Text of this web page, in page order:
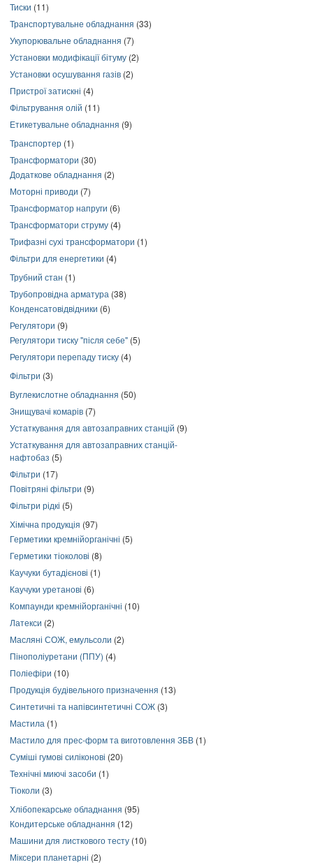
Тиски (11)
Транспортувальне обладнання (33)
Укупорювальне обладнання (7)
Установки модифікації бітуму (2)
Установки осушування газів (2)
Пристрої затискні (4)
Фільтрування олій (11)
Етикетувальне обладнання (9)
Транспортер (1)
Трансформатори (30)
Додаткове обладнання (2)
Моторні приводи (7)
Трансформатор напруги (6)
Трансформатори струму (4)
Трифазні сухі трансформатори (1)
Фільтри для енергетики (4)
Трубний стан (1)
Трубопровідна арматура (38)
Конденсатовідвідники (6)
Регулятори (9)
Регулятори тиску "після себе" (5)
Регулятори перепаду тиску (4)
Фільтри (3)
Вуглекислотне обладнання (50)
Знищувачі комарів (7)
Устаткування для автозаправних станцій (9)
Устаткування для автозаправних станцій-
нафтобаз (5)
Фільтри (17)
Повітряні фільтри (9)
Фільтри рідкі (5)
Хімічна продукція (97)
Герметики кремнійорганічні (5)
Герметики тіоколові (8)
Каучуки бутадієнові (1)
Каучуки уретанові (6)
Компаунди кремнійорганічні (10)
Латекси (2)
Масляні СОЖ, емульсоли (2)
Пінополіуретани (ППУ) (4)
Поліефіри (10)
Продукція будівельного призначення (13)
Синтетичні та напівсинтетичні СОЖ (3)
Мастила (1)
Мастило для прес-форм та виготовлення ЗБВ (1)
Суміші гумові силіконові (20)
Технічні миючі засоби (1)
Тіоколи (3)
Хлібопекарське обладнання (95)
Кондитерське обладнання (12)
Машини для листкового тесту (10)
Міксери планетарні (2)